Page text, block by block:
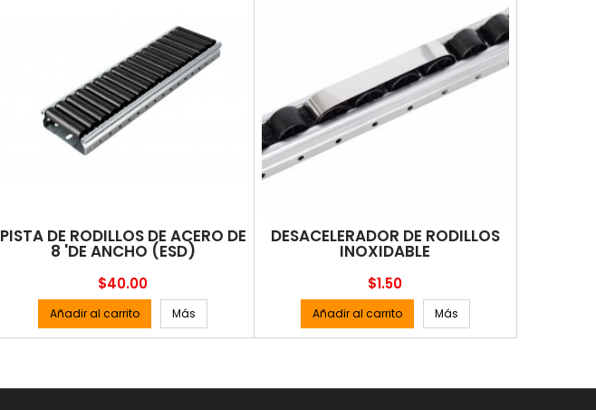
PISTA DE RODILLOS DE ACERO DE
8 'DE ANCHO (ESD)
Precio
$40.00
Añadir al carrito Más
DESACELERADOR DE RODILLOS
INOXIDABLE
Precio
$1.50
Añadir al carrito Más